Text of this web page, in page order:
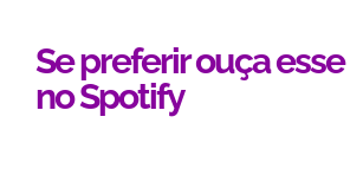
Se preferir ouça
no Spotify